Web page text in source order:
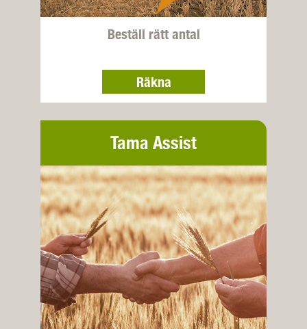
Beställ rätt antal
Räkna
Tama Assist